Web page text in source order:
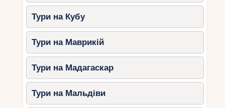
Тури на Кубу
Тури на Маврикій
Тури на Мадагаскар
Тури на Мальдіви